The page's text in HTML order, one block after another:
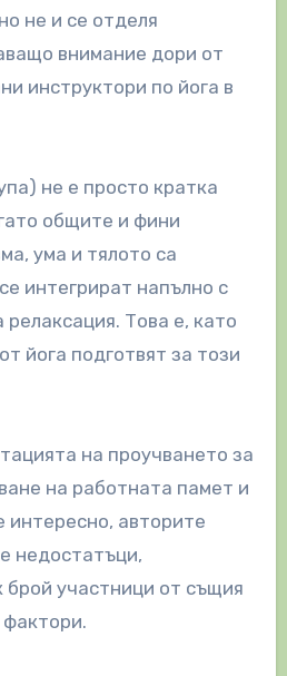
не и се отделя
внимание дори от
инструктори по йога в
не е просто кратка
общите и фини
ума и тялото са
интегрират напълно с
Това е, като
йога подготвят за този
на проучването за
на работната памет и
интересно, авторите
недостатъци,
брой участници от същия